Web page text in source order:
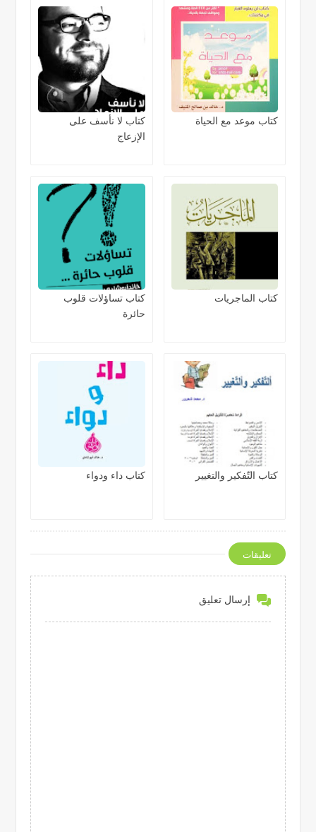
كتاب موعد مع الحياة
كتاب لا نأسف على
الإزعاج
كتاب الماجريات
كتاب تساؤلات قلوب
حائرة
كتاب التّفكير والتغيير كتاب داء ودواء
تعليقات
إرسال تعليق